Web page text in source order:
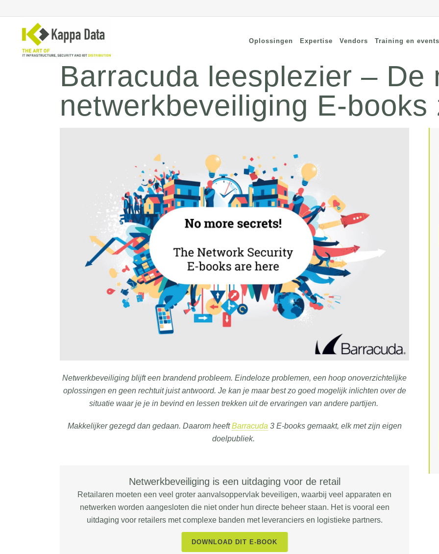
Oplossingen
WiFi
Switching
Secure Remote Connectivity
Endpoint Security
Security
Connectivity
Expertise Vendors Training en events
Barracuda leesplezier – De
netwerkbeveiliging E-books
Netwerkbeveiliging blijft een brandend probleem. Eindeloze problemen, een hoop onoverzichtelijke
oplossingen en geen rechtuit juist antwoord. Je kan je maar best zo goed mogelijk inlichten over de
situatie waar je je in bevind en lessen trekken uit de ervaringen van andere partijen.
Makkelijker gezegd dan gedaan. Daarom heeftBarracuda3 E-books gemaakt, elk met zijn eigen
doelpubliek.
Netwerkbeveiliging is een uitdaging voor de retail
Retailaren moeten een veel groter aanvalsoppervlak beveiligen, waarbij veel apparaten en
netwerken worden aangesloten die niet onder hun directe beheer staan. Het is vooral een
uitdaging voor retailers met complexe banden met leveranciers en logistieke partners.
DOWNLOAD DIT E-BOOK